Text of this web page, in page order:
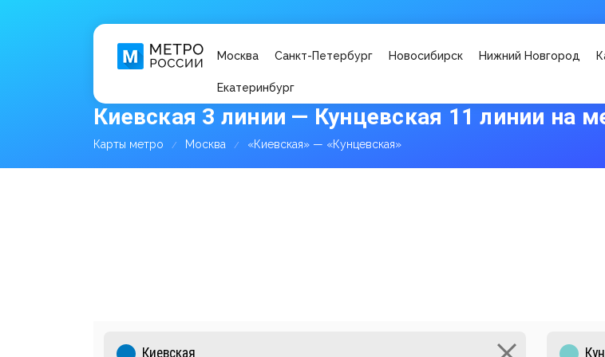
Москва Санкт-Петербург Новосибирск Нижний Новгород
Екатеринбург
Киевская 3 линии — Кунцевская 11 линии на
Карты метро Москва «Киевская» — «Кунцевская»